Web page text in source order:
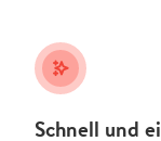
stars_plus
Schnell und